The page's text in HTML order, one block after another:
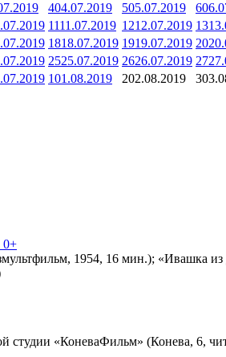
404.07.2019 505.07.2019 6
1111.07.2019 1212.07.2019 13
1818.07.2019 1919.07.2019 20
2525.07.2019 2626.07.2019 27
101.08.2019 202.08.2019 3
0+
1954, 16 мин.); «Ивашка
студии «КоневаФильм» (Конева, 6,